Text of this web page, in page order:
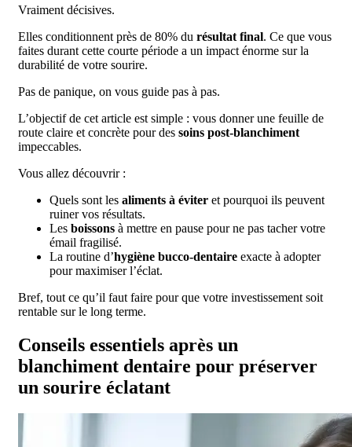
Vraiment décisives.
Elles conditionnent près de 80% du résultat final. Ce que vous
faites durant cette courte période a un impact énorme sur la
durabilité de votre sourire.
Pas de panique, on vous guide pas à pas.
L’objectif de cet article est simple : vous donner une feuille de
route claire et concrète pour des soins post-blanchiment
impeccables.
Vous allez découvrir :
Quels sont les aliments à éviter et pourquoi ils peuvent
ruiner vos résultats.
Les boissons à mettre en pause pour ne pas tacher votre
émail fragilisé.
La routine d’hygiène bucco-dentaire exacte à adopter
pour maximiser l’éclat.
Bref, tout ce qu’il faut faire pour que votre investissement soit
rentable sur le long terme.
Conseils essentiels après un
blanchiment dentaire pour préserver
un sourire éclatant